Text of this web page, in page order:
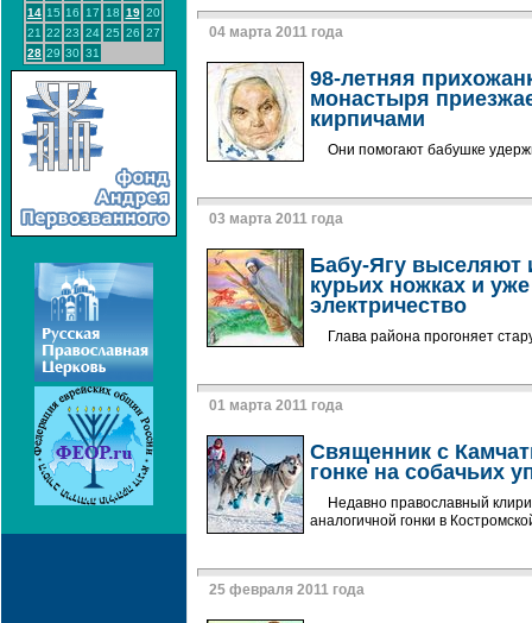
14 15 16 17 18 19 20
21 22 23 24 25 26 27
28 29 30 31
04 марта 2011 года
98-летняя
монастыря
кирпичами
Они помогают бабушке
03 марта 2011 года
Бабу-Ягу выселяют
курьих ножках и
электричество
Глава района прогоняет
01 марта 2011 года
Священник с
гонке на собачьих
Недавно православный
аналогичной гонки в
25 февраля 2011 года